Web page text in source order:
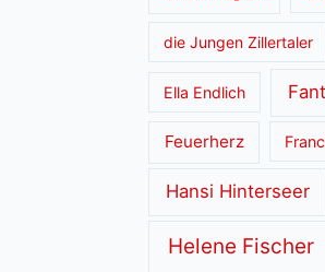
die Jungen Zillertaler
Ella Endlich
Feuerherz
Hansi Hinterseer
Helene Fischer